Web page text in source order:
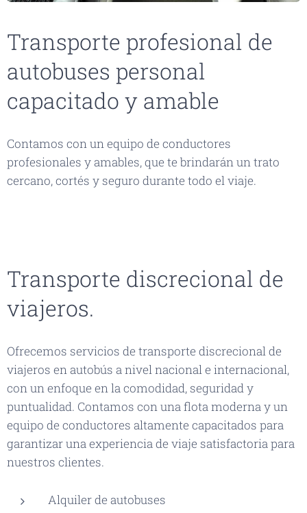
Transporte profesional de
autobuses personal
capacitado y amable
Contamos con un equipo de conductores
profesionales y amables, que te brindarán un trato
cercano, cortés y seguro durante todo el viaje.
Transporte discrecional de
viajeros.
Ofrecemos servicios de transporte discrecional de
viajeros en autobús a nivel nacional e internacional,
con un enfoque en la comodidad, seguridad y
puntualidad. Contamos con una flota moderna y un
equipo de conductores altamente capacitados para
garantizar una experiencia de viaje satisfactoria para
nuestros clientes.
Alquiler de autobuses